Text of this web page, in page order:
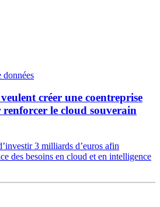
données
créer une coentreprise
le cloud souverain
3 milliards d’euros afin
des besoins en cloud et en intelligence